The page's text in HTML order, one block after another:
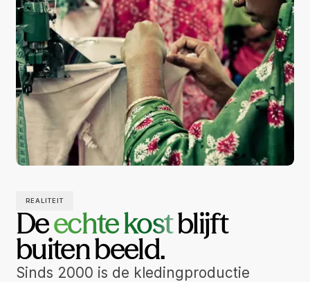
REALITEIT
Deechte kostblijft
buiten beeld.
Sinds 2000 is de kledingproductie